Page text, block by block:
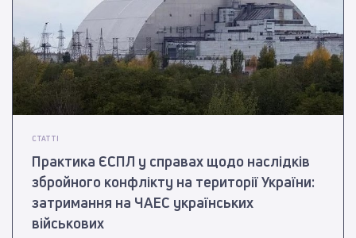
СТАТТІ
Практика ЄСПЛ у справах щодо наслідків
збройного конфлікту на території України:
затримання на ЧАЕС українських
військових